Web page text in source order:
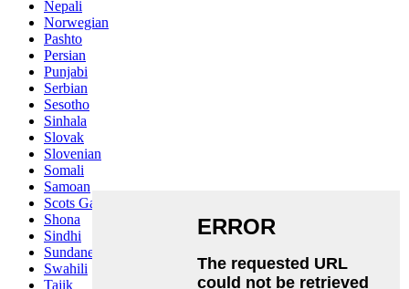
Nepali
Norwegian
Pashto
Persian
Punjabi
Serbian
Sesotho
Sinhala
Slovak
Slovenian
Somali
Samoan
Scots Gaelic
Shona
Sindhi
Sundanese
Swahili
Tajik